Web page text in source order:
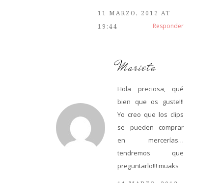
11 MARZO, 2012 AT
19:44
Responder
Marieta
Hola preciosa, qué
bien que os guste!!!
Yo creo que los clips
se pueden comprar
en mercerías…
tendremos que
preguntarlo!!! muaks